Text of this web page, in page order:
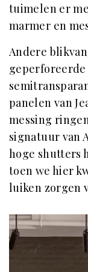
tuimelen er
marmer en
Andere
panelen van
messing
signatuur van
hoge shutters
toen we hier
luiken zorgen